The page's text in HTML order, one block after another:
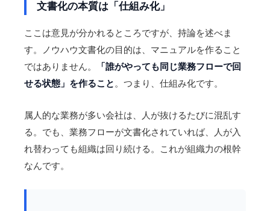
文書化の本質は「仕組み化」
ここは意見が分かれるところですが、持論を述べま
す。ノウハウ文書化の目的は、マニュアルを作ること
ではありません。
「誰がやっても同じ業務フローで回
せる状態」を作ること 。つまり、仕組み化です。
属人的な業務が多い会社は、人が抜けるたびに混乱す
る。でも、業務フローが文書化されていれば、人が入
れ替わっても組織は回り続ける。これが組織力の根幹
なんです。